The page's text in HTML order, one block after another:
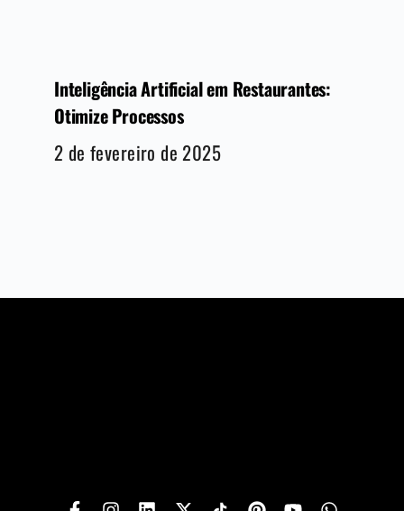
Inteligência Artificial em Restaurantes:
Otimize Processos
2 de fevereiro de 2025